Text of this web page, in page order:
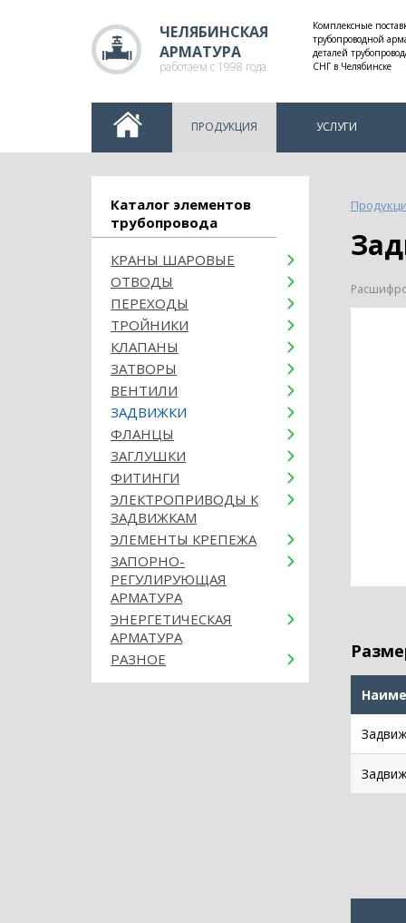
ЧЕЛЯБИНСКАЯ
АРМАТУРА
работаем с 1998 года
Комплексные
трубопроводной
деталей
СНГ в Челябинске
ПРОДУКЦИЯ УСЛУГИ
Каталог элементов
трубопровода
КРАНЫ ШАРОВЫЕ
ОТВОДЫ
ПЕРЕХОДЫ
ТРОЙНИКИ
КЛАПАНЫ
ЗАТВОРЫ
ВЕНТИЛИ
ЗАДВИЖКИ
ФЛАНЦЫ
ЗАГЛУШКИ
ФИТИНГИ
ЭЛЕКТРОПРИВОДЫ К
ЗАДВИЖКАМ
ЭЛЕМЕНТЫ КРЕПЕЖА
ЗАПОРНО-
РЕГУЛИРУЮЩАЯ
АРМАТУРА
ЭНЕРГЕТИЧЕСКАЯ
АРМАТУРА
РАЗНОЕ